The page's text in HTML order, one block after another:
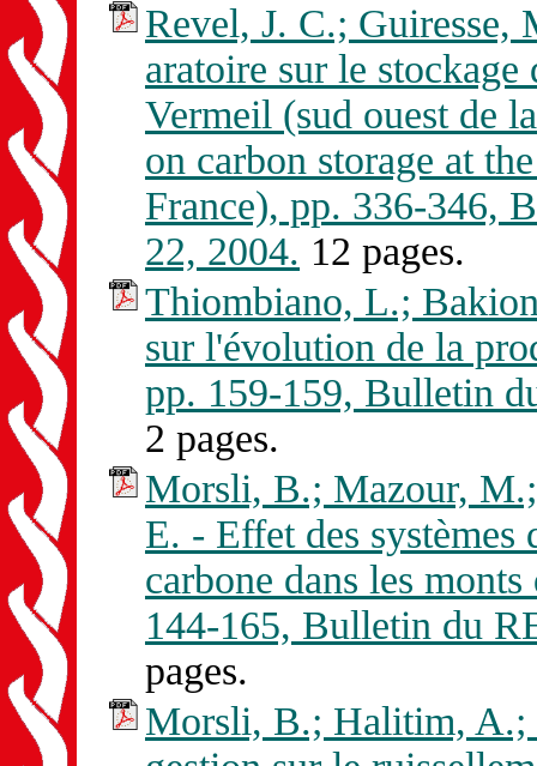
Revel, J. C.; Guiresse,
aratoire sur le stockage
Vermeil (sud ouest de
on carbon storage at
France), pp. 336-346,
22, 2004. 12 pages.
Thiombiano, L.;
sur l'évolution de la
pp. 159-159, Bulletin
2 pages.
Morsli, B.; Mazour,
E. - Effet des systèmes
carbone dans les
144-165, Bulletin du
pages.
Morsli, B.; Halitim, A.;